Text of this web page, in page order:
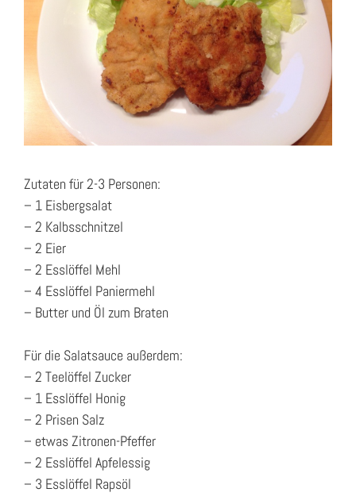
Zutaten für 2-3 Personen:
– 1 Eisbergsalat
– 2 Kalbsschnitzel
– 2 Eier
– 2 Esslöffel Mehl
– 4 Esslöffel Paniermehl
– Butter und Öl zum Braten
Für die Salatsauce außerdem:
– 2 Teelöffel Zucker
– 1 Esslöffel Honig
– 2 Prisen Salz
– etwas Zitronen-Pfeffer
– 2 Esslöffel Apfelessig
– 3 Esslöffel Rapsöl